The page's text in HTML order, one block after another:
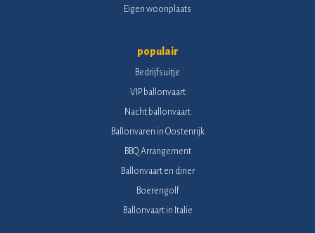
Eigen woonplaats
populair
Bedrijfsuitje
VIP ballonvaart
Nacht ballonvaart
Ballonvaren in Oostenrijk
BBQ Arrangement
Ballonvaart en diner
Boerengolf
Ballonvaart in Italie